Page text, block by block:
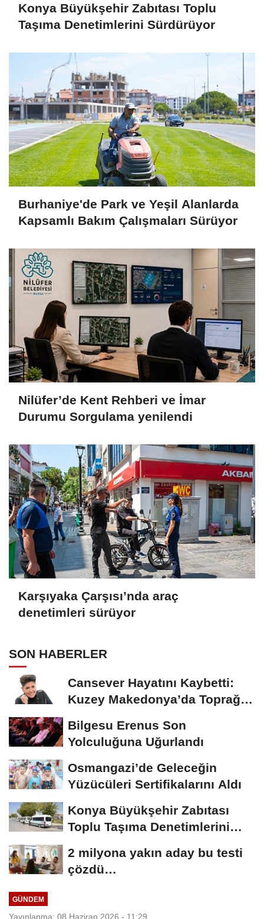
Konya Büyükşehir Zabıtası Toplu
Taşıma Denetimlerini Sürdürüyor
Burhaniye'de Park ve Yeşil Alanlarda
Kapsamlı Bakım Çalışmaları Sürüyor
Nilüfer’de Kent Rehberi ve İmar
Durumu Sorgulama yenilendi
Karşıyaka Çarşısı’nda araç
denetimleri sürüyor
SON HABERLER
Cansever Hayatını Kaybetti:
Kuzey Makedonya’da Toprağa
Bilgesu Erenus Son
Yolculuğuna Uğurlandı
Osmangazi’de Geleceğin
Yüzücüleri Sertifikalarını Aldı
Konya Büyükşehir Zabıtası
Toplu Taşıma Denetimlerini
2 milyona yakın aday bu testi
çözdü…
GÜNDEM
Yayınlanma: 08 Haziran 2026 - 11:29